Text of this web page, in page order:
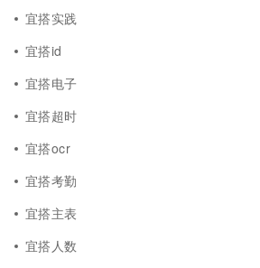
宜搭实践
宜搭id
宜搭电子
宜搭超时
宜搭ocr
宜搭考勤
宜搭主表
宜搭人数